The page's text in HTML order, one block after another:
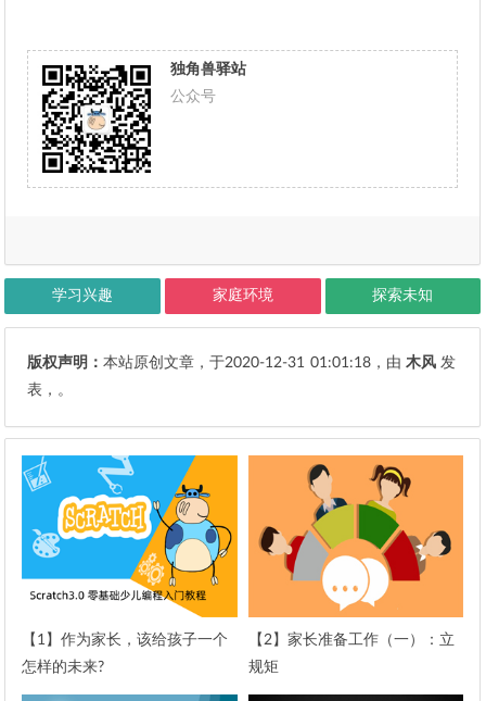
独角兽驿站
公众号
学习兴趣 家庭环境 探索未知
版权声明：本站原创文章，于2020-12-31 01:01:18 ，由木风 发
表，。
【1】作为家长，该给孩子一个
怎样的未来?
【2】家长准备工作（一）：立
规矩